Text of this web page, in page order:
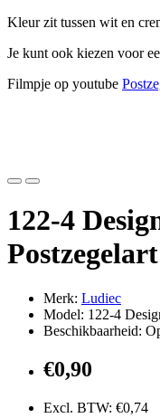
Kleur zit tussen wit en
Je kunt ook kiezen voor
Filmpje op youtube
122-4
Merk: Ludiec
Model: 122-4
Beschikbaarheid:
€0,90
Excl. BTW: €0,74